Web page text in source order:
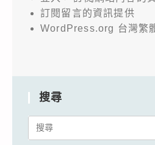
訂閱留言的資訊提供
WordPress.org 台灣繁
搜尋
Search